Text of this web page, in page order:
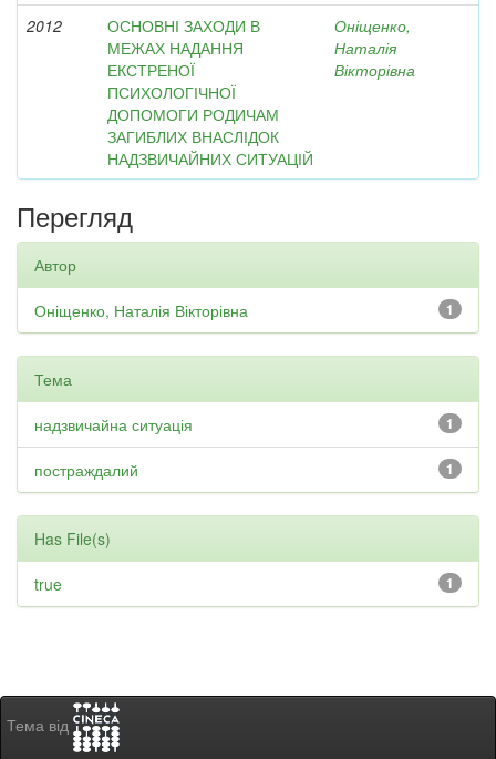
2012
ОСНОВНІ ЗАХОДИ В
МЕЖАХ НАДАННЯ
ЕКСТРЕНОЇ
ПСИХОЛОГІЧНОЇ
ДОПОМОГИ РОДИЧАМ
ЗАГИБЛИХ ВНАСЛІДОК
НАДЗВИЧАЙНИХ СИТУАЦІЙ
Оніщенко,
Наталія
Вікторівна
Перегляд
Автор
1
Оніщенко, Наталія Вікторівна
Тема
1
надзвичайна ситуація
1
постраждалий
Has File(s)
1
true
Тема від